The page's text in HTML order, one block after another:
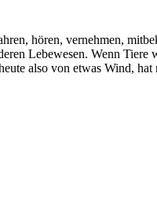
hören, vernehmen,
Lebewesen. Wenn
also von etwas Wind,